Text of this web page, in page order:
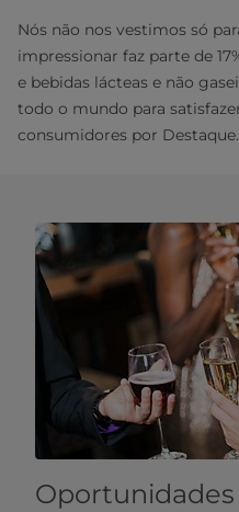
Nós não nos vestimos só
impressionar faz parte de
e bebidas lácteas e não
todo o mundo para
consumidores por Destaque.
Oportunidades